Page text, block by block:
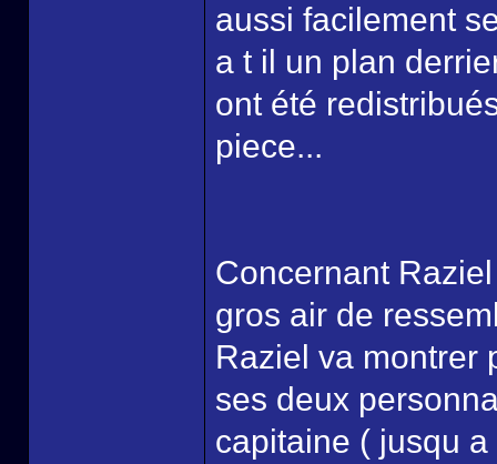
aussi facilement
a t il un plan
ont été
piece...
Concernant
gros air de
Raziel va montrer
ses deux
capitaine ( jusqu